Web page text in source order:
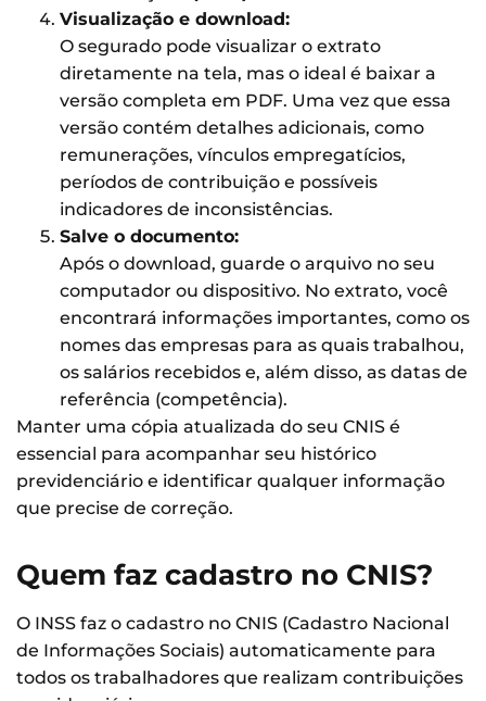
Visualização e download:
O segurado pode visualizar o extrato
diretamente na tela, mas o ideal é baixar a
versão completa em PDF. Uma vez que essa
versão contém detalhes adicionais, como
remunerações, vínculos empregatícios,
períodos de contribuição e possíveis
indicadores de inconsistências.
Salve o documento:
Após o download, guarde o arquivo no seu
computador ou dispositivo. No extrato, você
encontrará informações importantes, como os
nomes das empresas para as quais trabalhou,
os salários recebidos e, além disso, as datas de
referência (competência).
Manter uma cópia atualizada do seu CNIS é
essencial para acompanhar seu histórico
previdenciário e identificar qualquer informação
que precise de correção.
Quem faz cadastro no CNIS?
O INSS faz o cadastro no CNIS (Cadastro Nacional
de Informações Sociais) automaticamente para
todos os trabalhadores que realizam contribuições